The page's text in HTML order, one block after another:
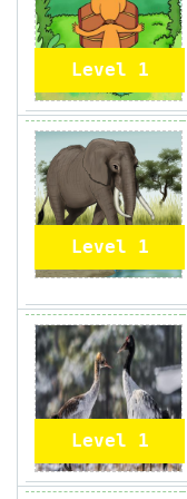
Level 1
Level 1
Level 1